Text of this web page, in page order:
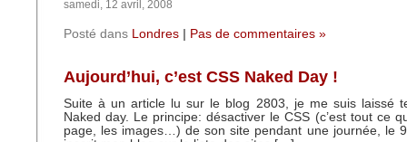
samedi, 12 avril, 2008
Posté dans Londres Pas de commentaires »
Aujourd’hui, c’est CSS Naked Day !
Suite à un article lu sur le blog 2803, je me suis laissé
Naked day. Le principe: désactiver le CSS (c’est tout ce
page, les images…) de son site pendant une journée, le 9